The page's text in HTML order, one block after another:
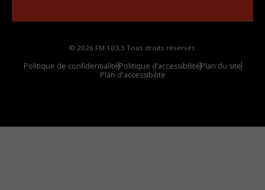
© 2026 FM 103,3 Tous droits réservés.
Politique de confidentialitéPolitique d’accessibilitéPlan du site
Plan d'accessibilite